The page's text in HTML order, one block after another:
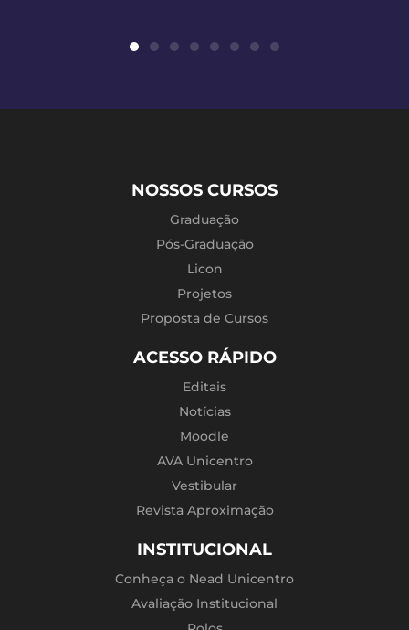
NOSSOS CURSOS
Graduação
Pós-Graduação
Licon
Projetos
Proposta de Cursos
ACESSO RÁPIDO
Editais
Notícias
Moodle
AVA Unicentro
Vestibular
Revista Aproximação
INSTITUCIONAL
Conheça o Nead Unicentro
Avaliação Institucional